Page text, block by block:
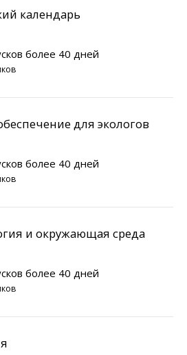
календарь
более 40 дней
для экологов
более 40 дней
и окружающая среда
более 40 дней